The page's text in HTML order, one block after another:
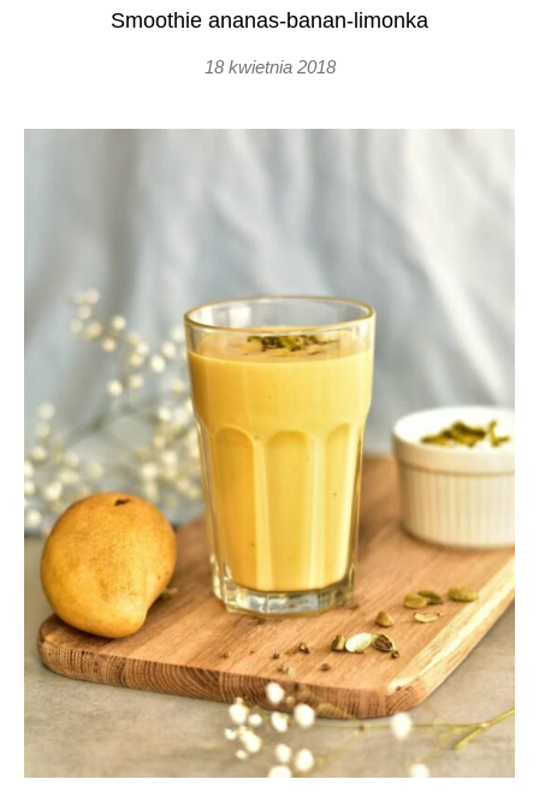
Smoothie ananas-banan-limonka
18 kwietnia 2018